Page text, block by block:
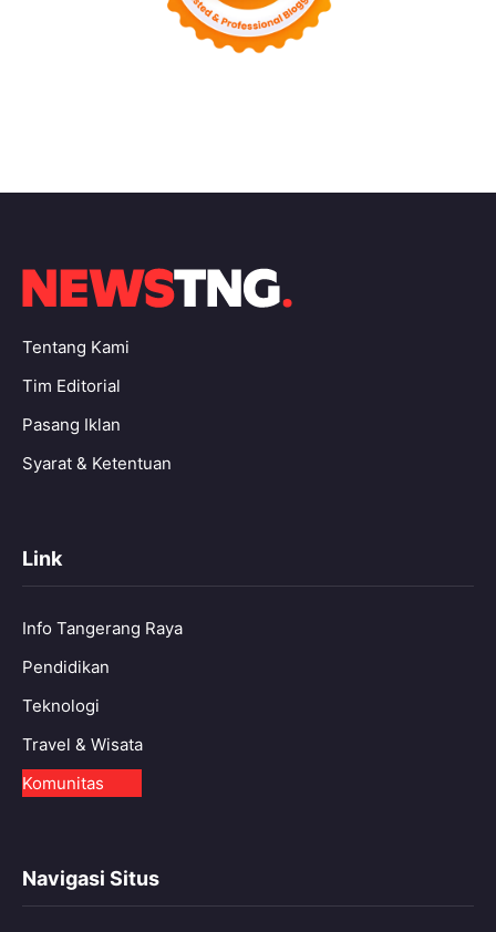
Tentang Kami
Tim Editorial
Pasang Iklan
Syarat & Ketentuan
Link
Info Tangerang Raya
Pendidikan
Teknologi
Travel & Wisata
Komunitas
Navigasi Situs